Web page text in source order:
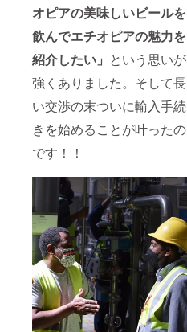
オピアの美味しいビールを
飲んでエチオピアの魅力を
紹介したい」 という思いが
強くありました。そして長
い交渉の末ついに輸入手続
きを始めることが叶ったの
です！！